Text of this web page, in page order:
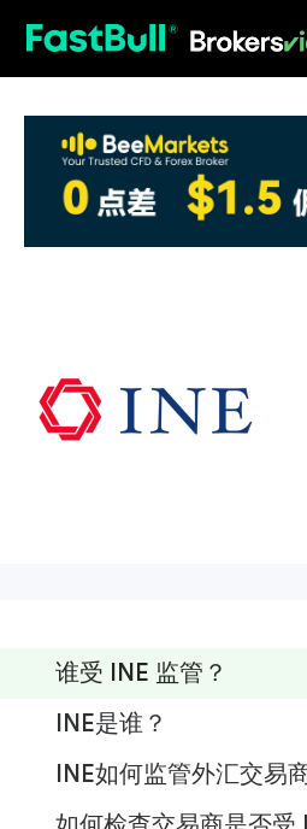
谁受 INE 监管？
INE是谁？
INE如何监管外汇交易